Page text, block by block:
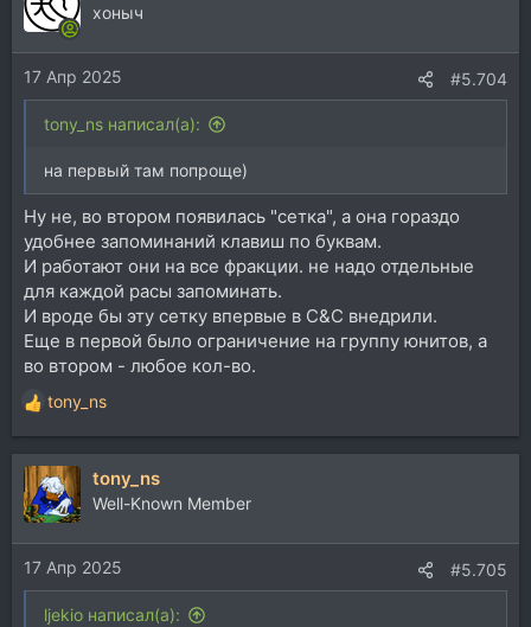
хоныч
17 Апр 2025 #5.704
tony_ns написал(а):
на первый там попроще)
Ну не, во втором появилась "сетка", а она гораздо
удобнее запоминаний клавиш по буквам.
И работают они на все фракции. не надо отдельные
для каждой расы запоминать.
И вроде бы эту сетку впервые в C&C внедрили.
Еще в первой было ограничение на группу юнитов, а
во втором - любое кол-во.
Р
е
а
к
ц
и
и
:
tony_ns
tony_ns
Well-Known Member
17 Апр 2025 #5.705
ljekio написал(а):